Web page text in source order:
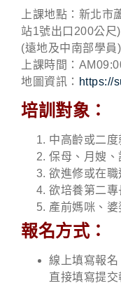
上課地點：新北市
站1號出口200公尺)
(遠地及中南部學員
上課時間：
地圖資訊： https://
培訓對象：
中高齡或二度
保母、月嫂、
欲進修或在職
欲培養第二專
產前媽咪、婆
報名方式：
線上填寫報名
直接填寫提交